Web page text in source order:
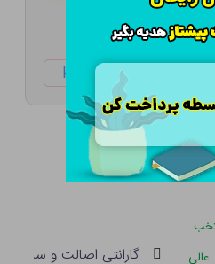
ketabtala.com/sbp-
عالی گارانتی اصالت و سلامت